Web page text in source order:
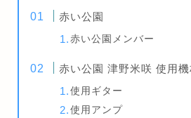
赤い公園
赤い公園メンバー
赤い公園 津野米咲 使用機
使用ギター
使用アンプ